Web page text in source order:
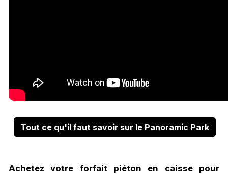
Tout ce qu'il faut savoir sur le Panoramic Park
Achetez votre forfait piéton en caisse pour